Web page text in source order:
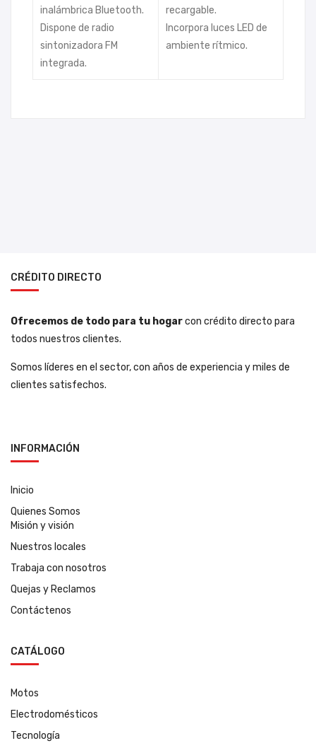
inalámbrica Bluetooth.
Dispone de radio
sintonizadora FM
integrada.
recargable.
Incorpora luces LED de
ambiente rítmico.
CRÉDITO DIRECTO
Ofrecemos de todo para tu hogarcon crédito directo para
todos nuestros clientes.
Somos líderes en el sector, con años de experiencia y miles de
clientes satisfechos.
INFORMACIÓN
Inicio
Quienes Somos
Misión y visión
Nuestros locales
Trabaja con nosotros
Quejas y Reclamos
Contáctenos
CATÁLOGO
Motos
Electrodomésticos
Tecnología